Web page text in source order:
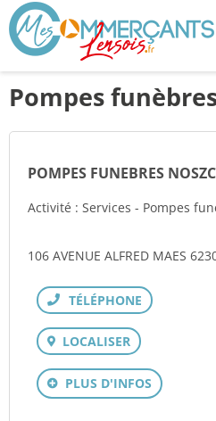
Pompes
POMPES FUNEBRES
Activité : Services - Pompes
106 AVENUE ALFRED MAES
Téléphone
LOCALISER
PLUS D'INFOS